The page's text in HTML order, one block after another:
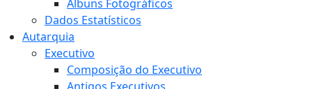
Álbuns Fotográficos
Dados Estatísticos
Autarquia
Executivo
Composição do Executivo